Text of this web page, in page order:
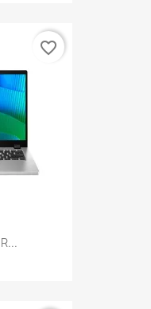
favorite_border